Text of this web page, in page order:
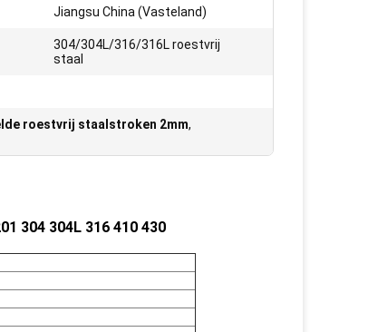
Jiangsu China (Vasteland)
304/304L/316/316L roestvrij
staal
roestvrij staalstroken 2mm,
304 304L 316 410 430